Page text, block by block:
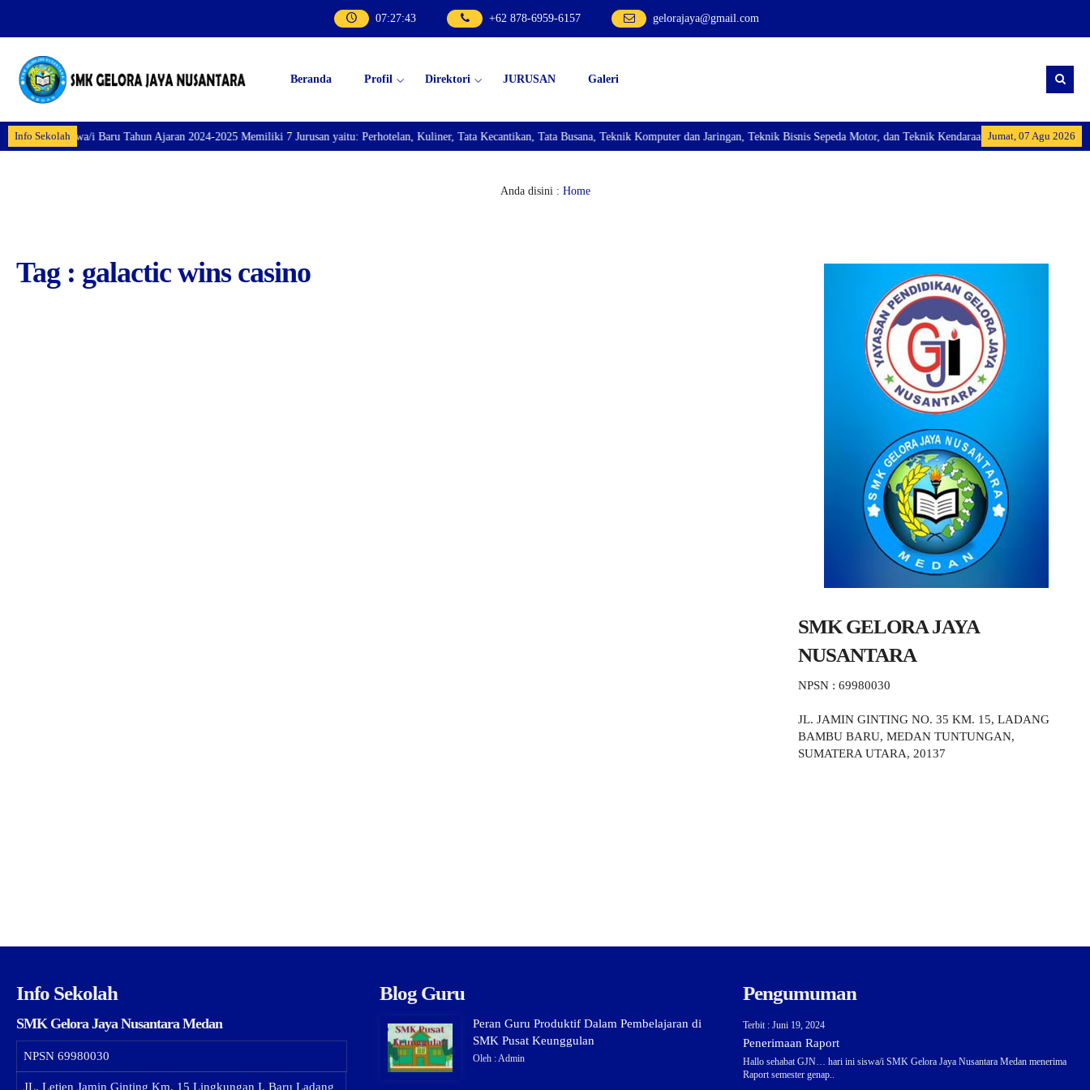
07:27:44 +62 878-6959-6157 gelorajaya@gmail.com
Beranda Profil Direktori JURUSAN Galeri
Info Sekolah Jumat, 07 Agu 2026
Siswa/i Baru Tahun Ajaran 2024-2025 Memiliki 7 Jurusan yaitu: Perhotelan, Kuliner, Tata Kecantikan, Tata Busana, Teknik Komputer dan Jaringan, Teknik Bisnis Sepeda Motor, dan Teknik Kendaraan Ringan Dan membuka
Anda disini : Home
Tag : galactic wins casino
SMK GELORA JAYA
NUSANTARA
NPSN : 69980030
JL. JAMIN GINTING NO. 35 KM. 15, LADANG
BAMBU BARU, MEDAN TUNTUNGAN,
SUMATERA UTARA, 20137
Info Sekolah
SMK Gelora Jaya Nusantara Medan
NPSN 69980030
JL. Letjen Jamin Ginting Km. 15 Lingkungan I, Baru Ladang
Blog Guru
Peran Guru Produktif Dalam Pembelajaran di
SMK Pusat Keunggulan
Oleh : Admin
Pengumuman
Terbit : Juni 19, 2024
Penerimaan Raport
Hallo sehabat GJN… hari ini siswa/i SMK Gelora Jaya Nusantara Medan menerima
Raport semester genap..